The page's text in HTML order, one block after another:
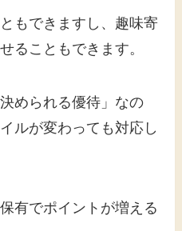
もできますし、趣味寄
ることもできます。
められる優待」なの
ルが変わっても対応し
有でポイントが増える